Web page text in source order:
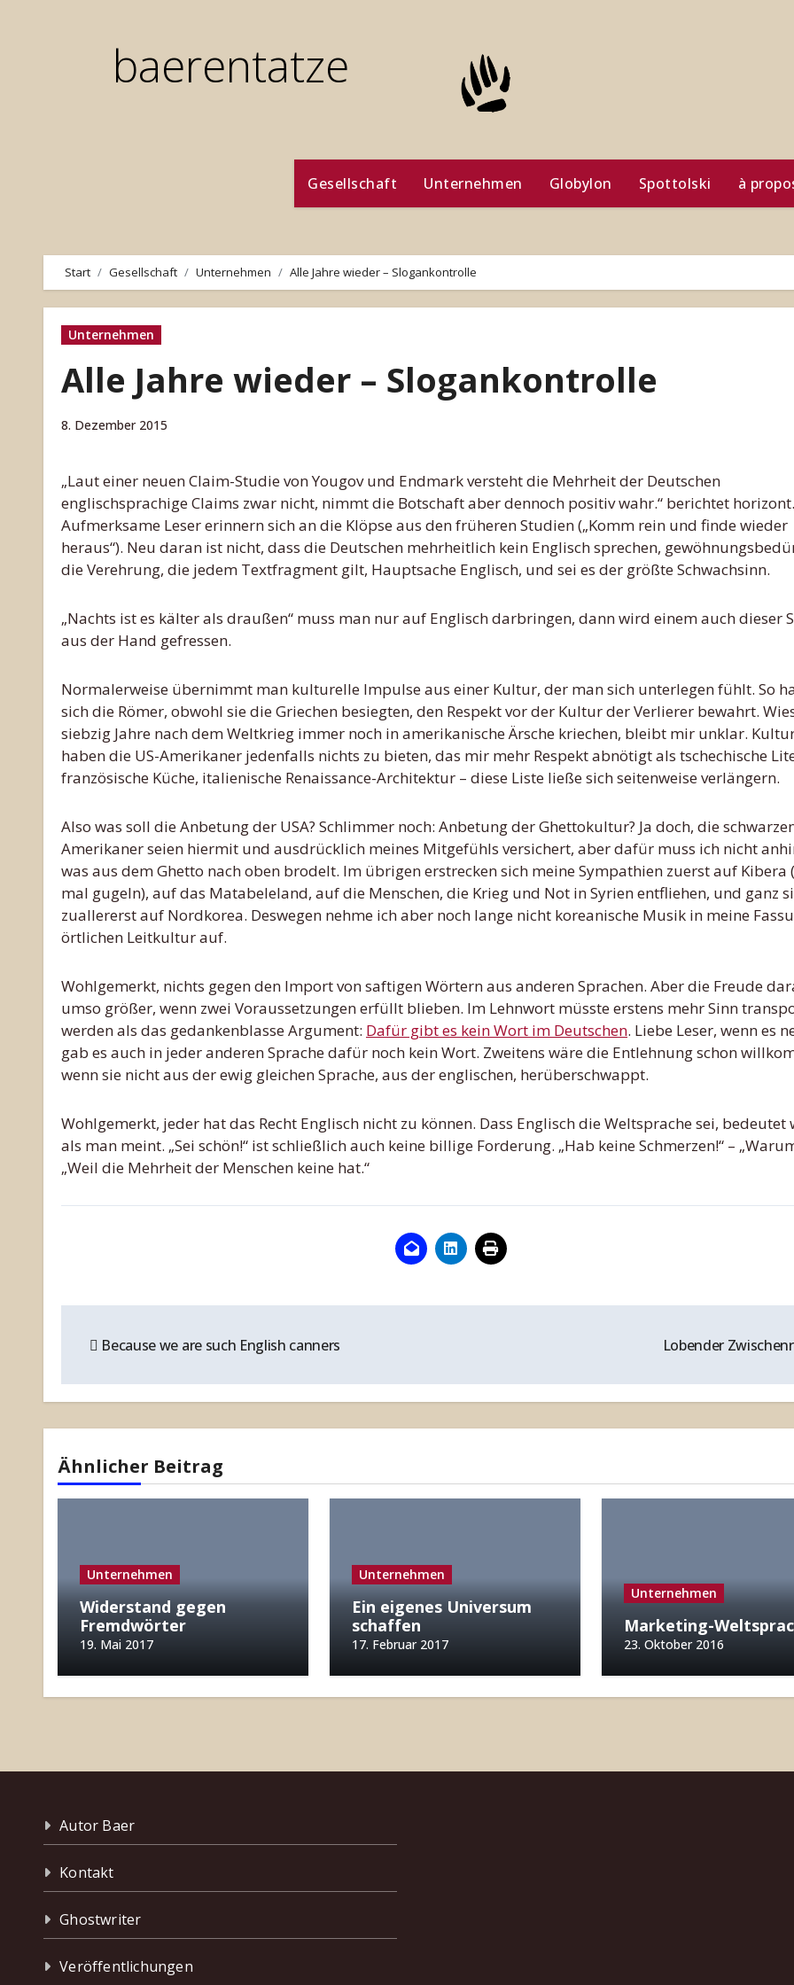
baerentatze
Gesellschaft Unternehmen Globylon Spottolski à
Start Gesellschaft Unternehmen Alle Jahre wieder – Slogankontrolle
Unternehmen
Alle Jahre wieder – Slogankontrolle
8. Dezember 2015
„Laut einer neuen Claim-Studie von Yougov und Endmark versteht die Mehrheit der Deutschen
englischsprachige Claims zwar nicht, nimmt die Botschaft aber dennoch positiv wahr.“ berichtet
Aufmerksame Leser erinnern sich an die Klöpse aus den früheren Studien („Komm rein und finde wieder
heraus“). Neu daran ist nicht, dass die Deutschen mehrheitlich kein Englisch sprechen,
die Verehrung, die jedem Textfragment gilt, Hauptsache Englisch, und sei es der größte Schwachsinn.
„Nachts ist es kälter als draußen“ muss man nur auf Englisch darbringen, dann wird einem auch dieser
aus der Hand gefressen.
Normalerweise übernimmt man kulturelle Impulse aus einer Kultur, der man sich unterlegen fühlt. So
sich die Römer, obwohl sie die Griechen besiegten, den Respekt vor der Kultur der Verlierer bewahrt.
siebzig Jahre nach dem Weltkrieg immer noch in amerikanische Ärsche kriechen, bleibt mir unklar.
haben die US-Amerikaner jedenfalls nichts zu bieten, das mir mehr Respekt abnötigt als tschechische
französische Küche, italienische Renaissance-Architektur – diese Liste ließe sich seitenweise verlängern.
Also was soll die Anbetung der USA? Schlimmer noch: Anbetung der Ghettokultur? Ja doch, die
Amerikaner seien hiermit und ausdrücklich meines Mitgefühls versichert, aber dafür muss ich nicht
was aus dem Ghetto nach oben brodelt. Im übrigen erstrecken sich meine Sympathien zuerst auf Kibera
mal gugeln), auf das Matabeleland, auf die Menschen, die Krieg und Not in Syrien entfliehen, und ganz
zuallererst auf Nordkorea. Deswegen nehme ich aber noch lange nicht koreanische Musik in meine
örtlichen Leitkultur auf.
Wohlgemerkt, nichts gegen den Import von saftigen Wörtern aus anderen Sprachen. Aber die Freude
umso größer, wenn zwei Voraussetzungen erfüllt blieben. Im Lehnwort müsste erstens mehr Sinn
werden als das gedankenblasse Argument: Dafür gibt es kein Wort im Deutschen. Liebe Leser, wenn es
gab es auch in jeder anderen Sprache dafür noch kein Wort. Zweitens wäre die Entlehnung schon
wenn sie nicht aus der ewig gleichen Sprache, aus der englischen, herüberschwappt.
Wohlgemerkt, jeder hat das Recht Englisch nicht zu können. Dass Englisch die Weltsprache sei, bedeutet
als man meint. „Sei schön!“ ist schließlich auch keine billige Forderung. „Hab keine Schmerzen!“ –
„Weil die Mehrheit der Menschen keine hat.“
Because we are such English canners Lobender
Ähnlicher Beitrag
Unternehmen
Widerstand gegen
Fremdwörter
19. Mai 2017
Unternehmen
Ein eigenes Universum
schaffen
17. Februar 2017
Unternehmen
Marketing-
23. Oktober 2016
Autor Baer
Kontakt
Ghostwriter
Veröffentlichungen